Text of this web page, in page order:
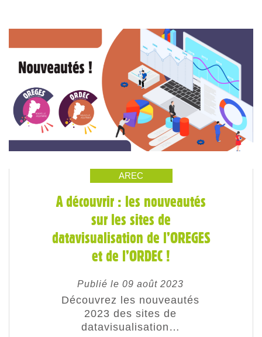
AREC
A découvrir : les nouveautés
sur les sites de
datavisualisation de l’OREGES
et de l’ORDEC !
Publié le 09 août 2023
Découvrez les nouveautés
2023 des sites de
datavisualisation…